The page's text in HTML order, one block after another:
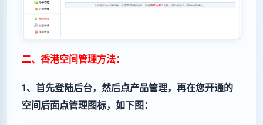
二、香港空间管理方法：
1、首先登陆后台，然后点产品管理，再在您开通的
空间后面点管理图标，如下图：